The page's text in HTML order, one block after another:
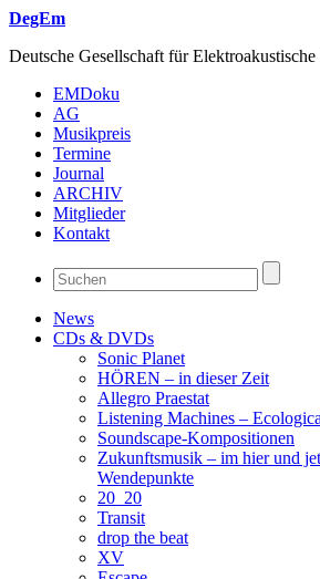
DegEm
Deutsche Gesellschaft für
EMDoku
AG
Musikpreis
Termine
Journal
ARCHIV
Mitglieder
Kontakt
News
CDs & DVDs
Sonic Planet
HÖREN – in dieser Zeit
Allegro Praestat
Listening Machines –
Soundscape-Kompositionen
Zukunftsmusik – im hier und
Wendepunkte
20_20
Transit
drop the beat
XV